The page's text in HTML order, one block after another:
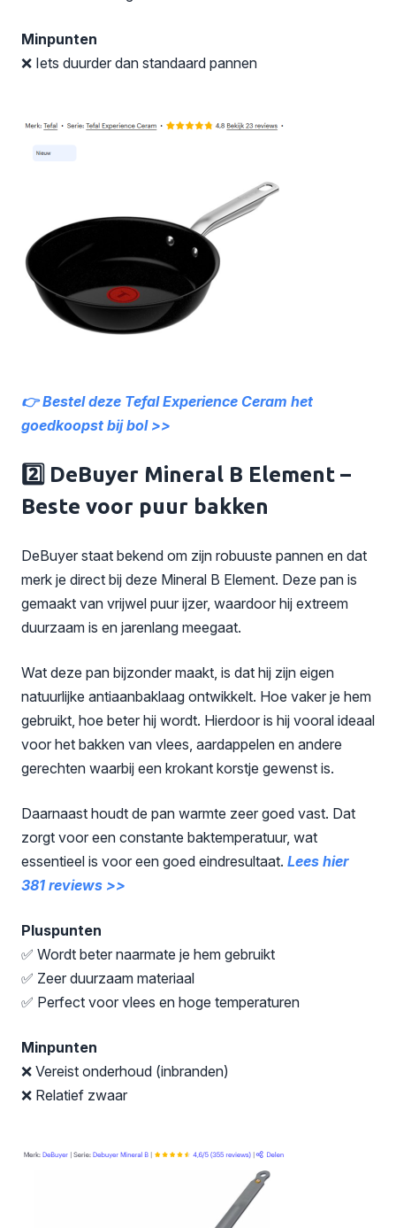
Minpunten
❌ Iets duurder dan standaard pannen
👉 Bestel deze Tefal Experience Ceram het
goedkoopst bij bol >>
2️⃣ DeBuyer Mineral B Element –
Beste voor puur bakken
DeBuyer staat bekend om zijn robuuste pannen en dat
merk je direct bij deze Mineral B Element. Deze pan is
gemaakt van vrijwel puur ijzer, waardoor hij extreem
duurzaam is en jarenlang meegaat.
Wat deze pan bijzonder maakt, is dat hij zijn eigen
natuurlijke antiaanbaklaag ontwikkelt. Hoe vaker je hem
gebruikt, hoe beter hij wordt. Hierdoor is hij vooral ideaal
voor het bakken van vlees, aardappelen en andere
gerechten waarbij een krokant korstje gewenst is.
Daarnaast houdt de pan warmte zeer goed vast. Dat
zorgt voor een constante baktemperatuur, wat
essentieel is voor een goed eindresultaat. Lees hier
381 reviews >>
Pluspunten
✅ Wordt beter naarmate je hem gebruikt
✅ Zeer duurzaam materiaal
✅ Perfect voor vlees en hoge temperaturen
Minpunten
❌ Vereist onderhoud (inbranden)
❌ Relatief zwaar